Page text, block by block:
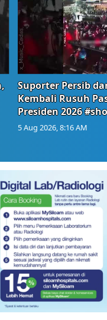
Suporter Persib
Kembali Rusuh
Presiden 2026
5 Aug 2026, 8:16 AM